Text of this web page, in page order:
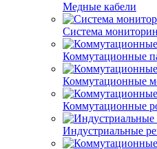
Медные кабели
Система
Коммутационные
Коммутационные
Коммутационные
Индустриальные